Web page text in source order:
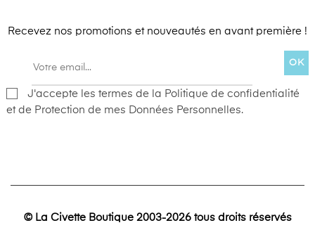
Recevez nos promotions et nouveautés en avant première !
OK
J'accepte les termes de la Politique de confidentialité
et de Protection de mes Données Personnelles.
© La Civette Boutique 2003-2026 tous droits réservés